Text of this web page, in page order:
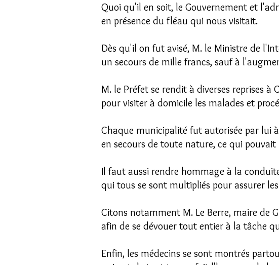
Quoi qu'il en soit, le Gouvernement et
en présence du fléau qui nous visitait.
Dès qu'il on fut avisé, M. le Ministre de
un secours de mille francs, sauf à
M. le Préfet se rendit à diverses reprises à
pour visiter à domicile les malades et
Chaque municipalité fut autorisée par lui
en secours de toute nature, ce qui
Il faut aussi rendre hommage à la
qui tous se sont multipliés pour assurer
Citons notamment M. Le Berre, maire de
afin de se dévouer tout entier à la tâche
Enfin, les médecins se sont montrés